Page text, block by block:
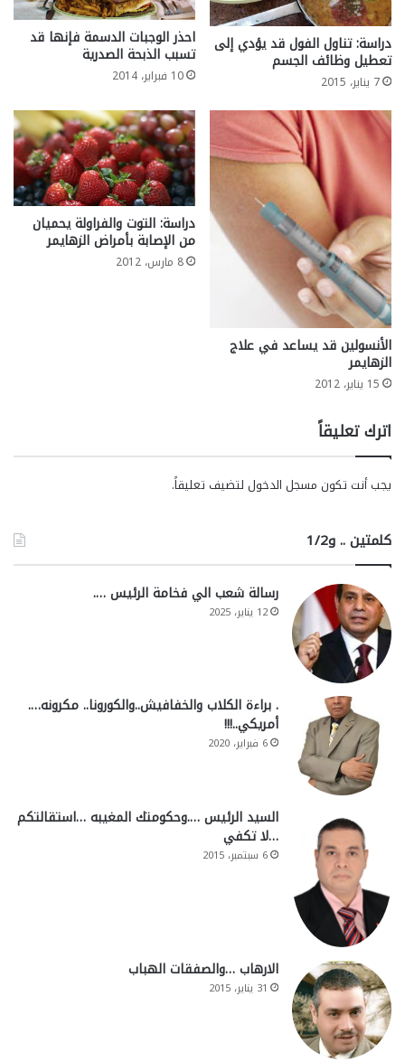
دراسة: تناول الفول قد يؤدي إلى
تعطيل وظائف الجسم
7 يناير، 2015
احذر الوجبات الدسمة فإنها قد
تسبب الذبحة الصدرية
10 فبراير، 2014
الأنسولين قد يساعد في علاج
الزهايمر
15 يناير، 2012
دراسة: التوت والفراولة يحميان
من الإصابة بأمراض الزهايمر
8 مارس، 2012
اترك تعليقاً
يجب أنت تكون مسجل الدخول لتضيف تعليقاً.
كلمتين .. و1/2
رسالة شعب الي فخامة الرئيس ….
12 يناير، 2025
. براءة الكلاب والخفافيش..والكورونا.. مكرونه….
أمريكي..!!!
6 فبراير، 2020
السيد الرئيس ….وحكومتك المغيبه …استقالتكم
…لا تكفي
6 سبتمبر، 2015
الارهاب …والصفقات الهباب
31 يناير، 2015